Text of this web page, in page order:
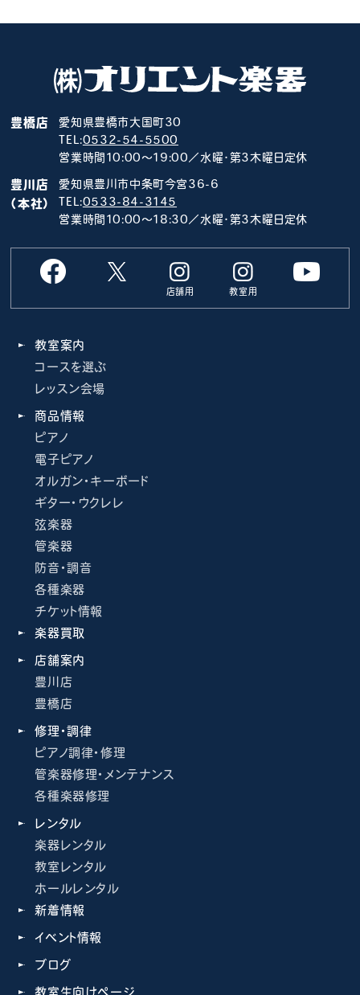
豊橋店
愛知県豊橋市大国町30
TEL:0532-54-5500
営業時間10:00～19:00／水曜･第3木曜日定休
豊川店
（本社）
愛知県豊川市中条町今宮36-6
TEL:0533-84-3145
営業時間10:00～18:30／水曜･第3木曜日定休
店舗用 教室用
教室案内
コースを選ぶ
レッスン会場
商品情報
ピアノ
電子ピアノ
オルガン・キーボード
ギター・ウクレレ
弦楽器
管楽器
防音・調音
各種楽器
チケット情報
楽器買取
店舗案内
豊川店
豊橋店
修理・調律
ピアノ調律・修理
管楽器修理・メンテナンス
各種楽器修理
レンタル
楽器レンタル
教室レンタル
ホールレンタル
新着情報
イベント情報
ブログ
教室生向けページ